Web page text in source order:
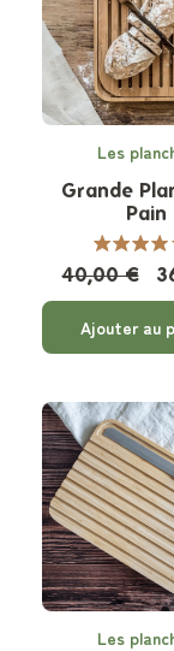
Les
Grande
Pain
40,00 €
Ajouter au
Les